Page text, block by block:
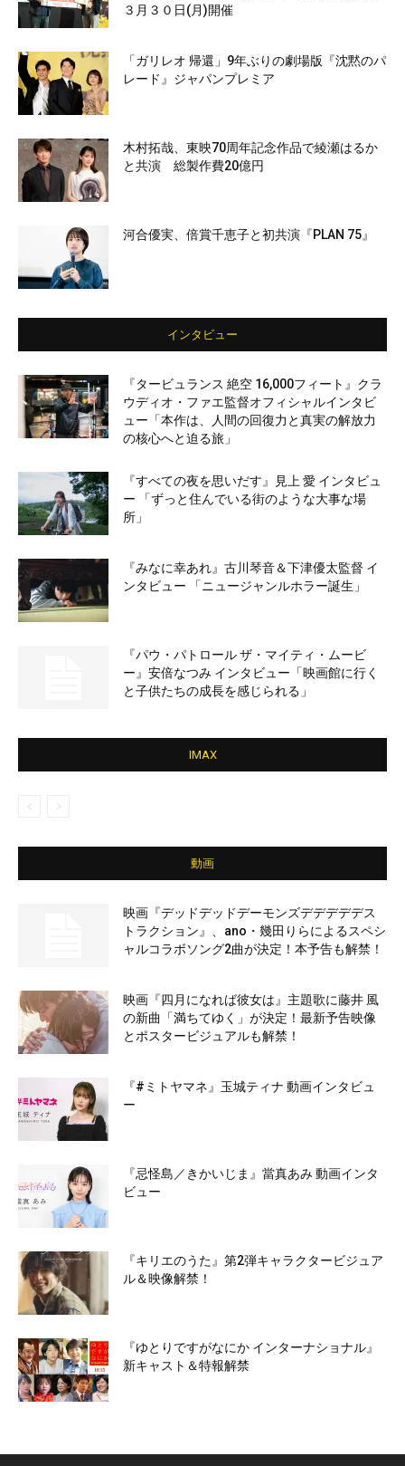
３月３０日(月)開催
「ガリレオ 帰還」9年ぶりの劇場版『沈黙のパ
レード』ジャパンプレミア
木村拓哉、東映70周年記念作品で綾瀬はるか
と共演 総製作費20億円
河合優実、倍賞千恵子と初共演『PLAN 75』
インタビュー
『タービュランス 絶空 16,000フィート』クラ
ウディオ・ファエ監督オフィシャルインタビ
ュー「本作は、人間の回復力と真実の解放力
の核心へと迫る旅」
『すべての夜を思いだす』見上 愛 インタビュ
ー 「ずっと住んでいる街のような大事な場
所」
『みなに幸あれ』古川琴音＆下津優太監督 イ
ンタビュー 「ニュージャンルホラー誕生」
『パウ・パトロール ザ・マイティ・ムービ
ー』安倍なつみ インタビュー「映画館に行く
と子供たちの成長を感じられる」
IMAX
動画
映画『デッドデッドデーモンズデデデデデス
トラクション』、ano・幾田りらによるスペシ
ャルコラボソング2曲が決定！本予告も解禁！
映画『四月になれば彼女は』主題歌に藤井 風
の新曲「満ちてゆく」が決定！最新予告映像
とポスタービジュアルも解禁！
『#ミトヤマネ』玉城ティナ 動画インタビュ
ー
『忌怪島／きかいじま』當真あみ 動画インタ
ビュー
『キリエのうた』第2弾キャラクタービジュア
ル＆映像解禁！
『ゆとりですがなにか インターナショナル』
新キャスト＆特報解禁